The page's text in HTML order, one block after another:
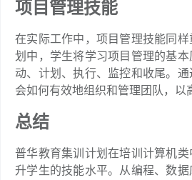
项目管理技能
在实际工作中，项目管理技能同
划中，学生将学习项目管理的基
动、计划、执行、监控和收尾。
会如何有效地组织和管理团队，以
总结
普华教育集训计划在培训计算机
升学生的技能水平。从编程、数